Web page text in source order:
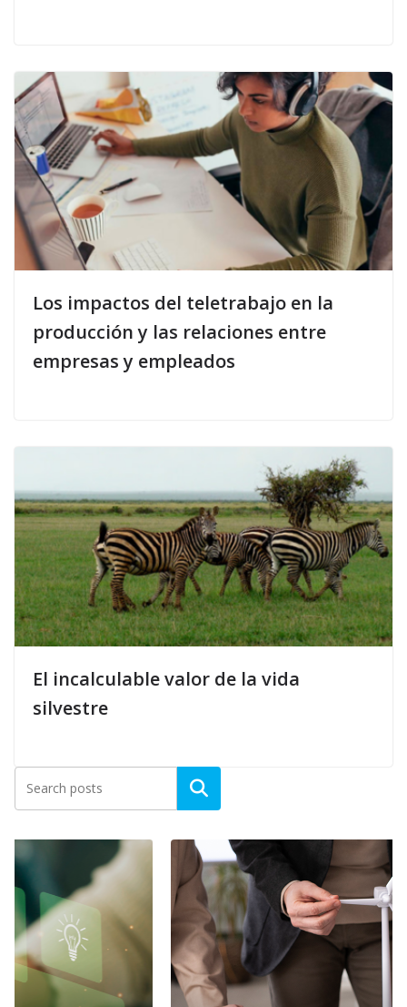
Los impactos del teletrabajo en la
producción y las relaciones entre
empresas y empleados
El incalculable valor de la vida
silvestre